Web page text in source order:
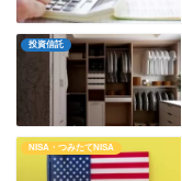
投資信託
NISA・つみたてNISA